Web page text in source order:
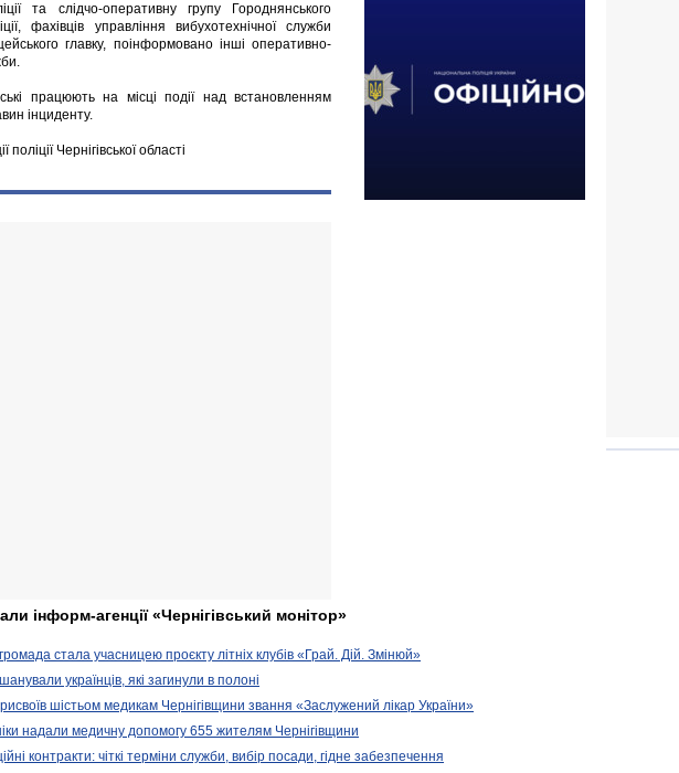
та слідчо-оперативну групу Городнянського
фахівців управління вибухотехнічної служби
главку, поінформовано інші оперативно-
працюють на місці події над встановленням
інциденту.
поліції Чернігівської області
інформ-агенції «Чернігівський монітор»
громада стала учасницею проєкту літніх клубів «Грай. Дій. Змінюй»
українців, які загинули в полоні
шістьом медикам Чернігівщини звання «Заслужений лікар України»
надали медичну допомогу 655 жителям Чернігівщини
контракти: чіткі терміни служби, вибір посади, гідне забезпечення